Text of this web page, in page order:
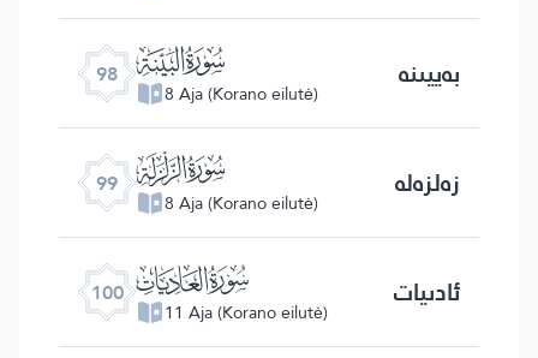
98 ﰏ
8 Aja (Korano eilutė) بەييىنە
99 ﰐ
8 Aja (Korano eilutė) زەلزەلە
100 ﰑ
11 Aja (Korano eilutė) ئادىيات